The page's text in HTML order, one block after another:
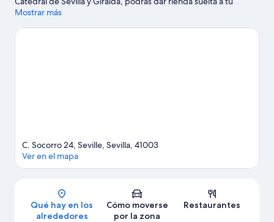
pasión por las compras en Centro comercial Plaza de Armas. ¿Te
calendario de Estadio La Cartuja. Intenta sacar tiempo para pasar
Mostrar más
Mapa
C. Socorro 24, Seville, Sevilla, 41003
Ver en el mapa
Qué hay en los
alrededores
Cómo moverse
por la zona
Restaurantes